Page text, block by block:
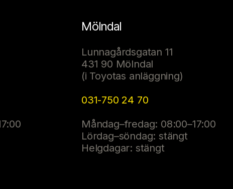
Mölndal
Lunnagårdsgatan 11
431 90 Mölndal
(i Toyotas anläggning)
031-750 24 70
Måndag–fredag: 08:00–17:00
Lördag–söndag: stängt
Helgdagar: stängt